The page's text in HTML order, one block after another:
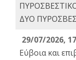
ΔΥΟ
29/07/2026,
Εύβοια και